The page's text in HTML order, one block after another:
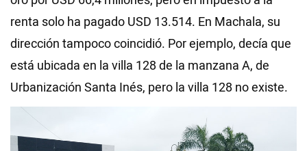
renta solo ha pagado USD 13.514. En Machala, su
dirección tampoco coincidió. Por ejemplo, decía que
está ubicada en la villa 128 de la manzana A, de
Urbanización Santa Inés, pero la villa 128 no existe.